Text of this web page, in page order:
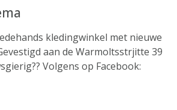
kledingwinkel met nieuwe
aan de Warmoltsstrjitte 39
Volgens op Facebook: